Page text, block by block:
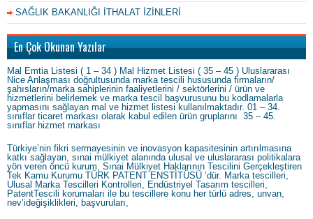
SAĞLIK BAKANLIĞI İTHALAT İZİNLERİ
En Çok Okunan Yazılar
Mal Emtia Listesi ( 1 – 34 ) Mal Hizmet Listesi ( 35 – 45 ) Uluslararası
Nice Anlaşması doğrultusunda marka tescili hususunda firmaların/
şahısların/marka sahiplerinin faaliyetlerini / sektörlerini / ürün ve
hizmetlerini belirlemek ve marka tescil başvurusunu bu kodlamalarla
yapmasını sağlayan mal ve hizmet listesi kullanılmaktadır. 01 – 34.
sınıflar ticaret markası olarak kabul edilen ürün gruplarını 35 – 45.
sınıflar hizmet markası
Türkiye’nin fikri sermayesinin ve inovasyon kapasitesinin artırılmasına
katkı sağlayan, sınai mülkiyet alanında ulusal ve uluslararası politikalara
yön veren öncü kurum, Sınai Mülkiyet Haklarının Tescilini Gerçekleştiren
Tek Kamu Kurumu TÜRK PATENT ENSTİTÜSÜ ’dür. Marka tescilleri,
Ulusal Marka Tescilleri Kontrolleri, Endüstriyel Tasarım tescilleri,
PatentTescili korumaları ile bu tescillere konu her türlü adres, unvan,
nev’ideğişiklikleri, başvuruları,